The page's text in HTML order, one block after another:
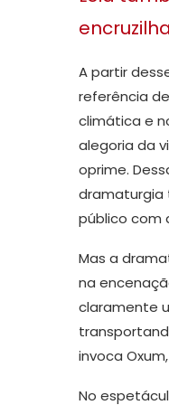
A partir
referência
climática e
alegoria da
oprime.
dramaturgia
público com
Mas a
na
claramente
invoca
No